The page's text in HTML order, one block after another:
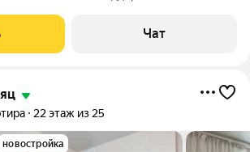
- благодаря уникальному 3Д туру - это
Чат
22 этаж из 25
новостройка